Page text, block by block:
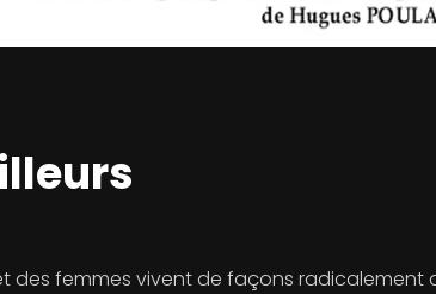
des femmes vivent de façons